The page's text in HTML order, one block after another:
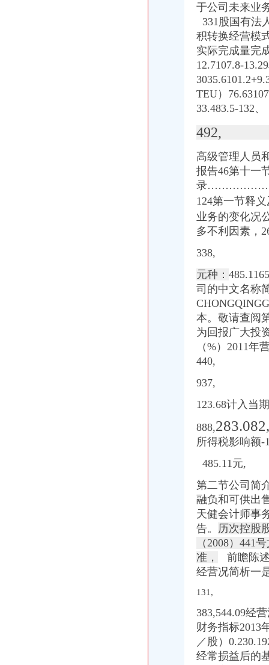
【重庆-长寿区外资（非欧美）招聘_新重庆-长寿区外资（非欧美）
重庆机电控股（集团）公司2009年度第一期短期融资券募集说明书-
实时把握paypal新动态,关注paypal动向-----不断更新中.._paypal吧
【外贸公司注册流程尖草坪区公司注册太原亿佳鑫公司（查看）】价
易方达岁丰添利券型证券投资基金更新的招募说明书摘要-搜狐证券
2012年重庆市渝兴建设投资有限公司公司券募集说明书-券频道-和
银华优势企业证券投资基金更新招募说明书摘要（2010年第1号）_财
深圳世联地产顾问股份有限公司次公开发行股票招股意向书摘要-期
银华货市场证券投资基金更新招募说明书-基金公告-基金买卖网
重庆机电控股（集团）公司2011年度第一期短期融资券募集说明书_
电脑工程师黄页、电脑工程师公司名录、电脑工程师供应商、电脑工程
【网站美工设计师招聘】重庆英知科技有限公司新招聘信息-聘网
制作高档名片名录_2017制作高档名片企业黄页大全_商务联盟网
供应如何注册外贸公司-注册贸易公司流程-注册公司需要什么条件（图
于公司未来业
331股国有法
积转换经营模
实际完成量完
12.7107.8-
TEU）
33.483.5-132、
492,
高级管理人员
报告46第十一
录
124第一节释
业务的变化况
多不利因素，
338,
元种：
司的中文名称
本。 敬请查阅
为回报广大投
（%）2011
440,
937,
123.68计入当
888,283.082,
所得税影响额-
485.11元,
第二节公司简
融负和可供出
天健会计师事
告。 历次控股
（2008）441
准，
前瞻陈
经营况简析一
131,
383,544.09经
财务指标2013
／股）
经常损益后的